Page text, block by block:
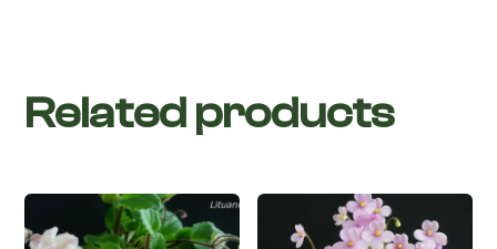
Related products